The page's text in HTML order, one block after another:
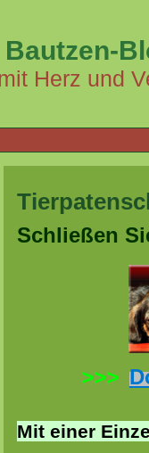
Herz und
Schließen
>>>
Mit einer